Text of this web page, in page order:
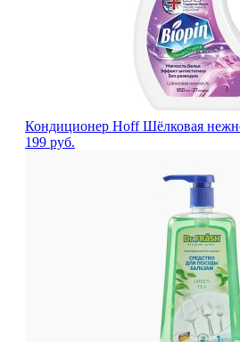
Кондиционер Hoff Шёлковая
199 руб.